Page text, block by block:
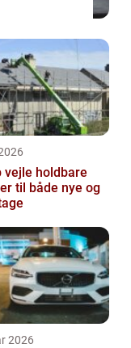
til både nye og
2026